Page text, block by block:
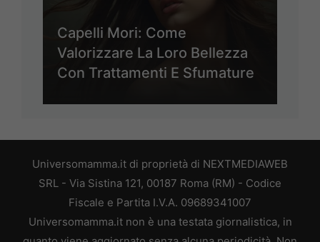
Capelli Mori: Come
Valorizzare La Loro Bellezza
Con Trattamenti E Sfumature
Universomamma.it di proprietà di NEXTMEDIAWEB
SRL - Via Sistina 121, 00187 Roma (RM) - Codice
Fiscale e Partita I.V.A. 09689341007
Universomamma.it non è una testata giornalistica, in